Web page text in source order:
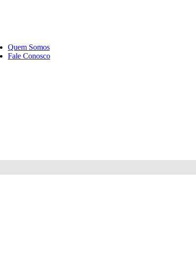
Quem Somos
Fale Conosco